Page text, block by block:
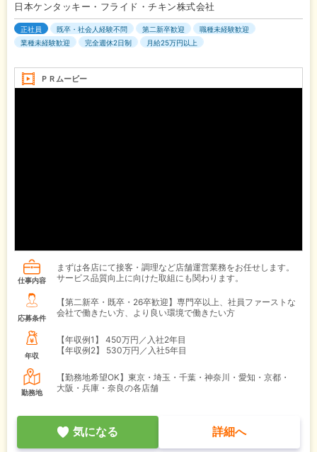
日本ケンタッキー・フライド・チキン株式会社
正社員 既卒・社会人経験不問 第二新卒歓迎
職種未経験歓迎
業種未経験歓迎
完全週休2日制 月給25万円以上
ＰＲムービー
仕事内容
まずは各店にて接客・調理など店舗運営業務をお任せします。
サービス品質向上に向けた取組にも関わります。
応募条件
【第二新卒・既卒・26卒歓迎】専門卒以上、社員ファーストな
会社で働きたい方、より良い環境で働きたい方
年収
【年収例1】
450万円／入社2年目
【年収例2】
530万円／入社5年目
勤務地
【勤務地希望OK】東京・埼玉・千葉・神奈川・愛知・京都・
大阪・兵庫・奈良の各店舗
気になる 詳細へ